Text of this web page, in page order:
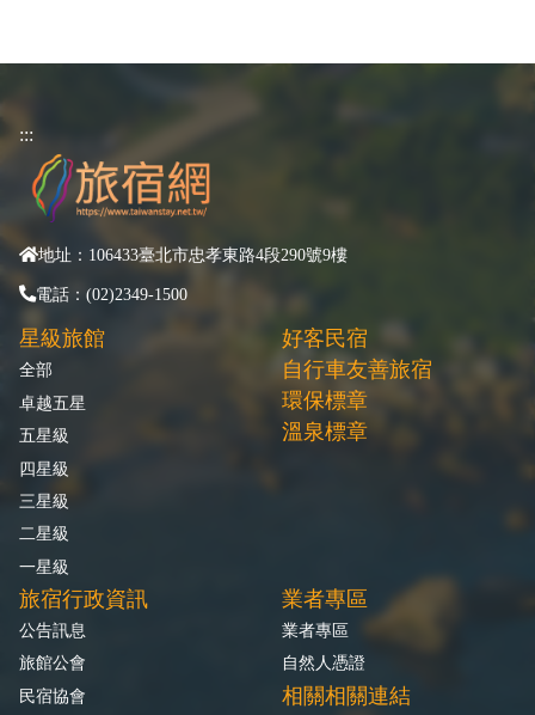
:::
地址：106433臺北市忠孝東路4段290號9樓
電話：(02)2349-1500
星級旅館
全部
卓越五星
五星級
四星級
三星級
二星級
一星級
好客民宿
自行車友善旅宿
環保標章
溫泉標章
旅宿行政資訊
公告訊息
旅館公會
民宿協會
業者專區
業者專區
自然人憑證
相關相關連結